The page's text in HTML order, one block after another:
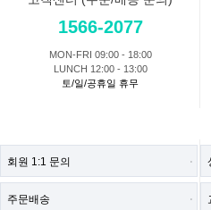
1566-2077
MON-FRI 09:00 - 18:00
LUNCH 12:00 - 13:00
토/일/공휴일 휴무
회원 1:1 문의
주문배송